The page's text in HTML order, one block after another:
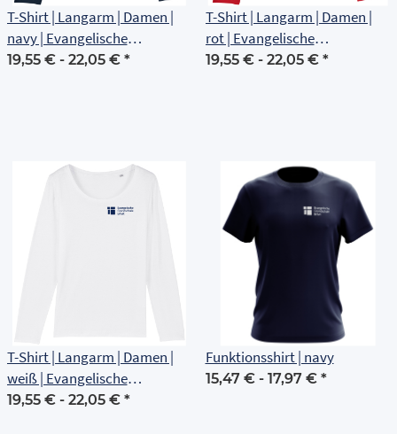
T-Shirt | Langarm | Damen |
navy | Evangelische
Grundschule Erfurt
19,55 € - 22,05 € *
T-Shirt | Langarm | Damen |
rot | Evangelische
Grundschule Erfurt
19,55 € - 22,05 € *
T-Shirt | Langarm | Damen |
weiß | Evangelische
Grundschule Erfurt
19,55 € - 22,05 € *
Funktionsshirt | navy
15,47 € - 17,97 € *